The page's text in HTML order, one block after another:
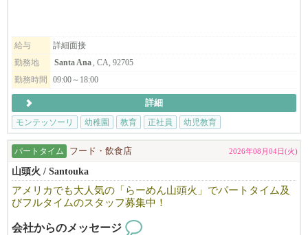
モンテッソーリ教育を通して、自立心・社会性・責任感・思いや
りを育み、バイリンガル教育によりコミュニケーション能力を養
多様な文化・言語・人種が共生する社会の中で、それぞれの違い
を認め合い、尊重し合える子どもたちの育成に力を注いでいま
す。
あなたのスキルや経験を、ぜひ子どもたちのために活かしてみま
せんか？
＼このような方歓迎です！／
-----------------------
*子どもが好きな方
*習うことが好きな方
給与
詳細面接
勤務地
Santa Ana, CA, 92705
勤務時間
09:00～18:00
詳細
モンテッソーリ
幼稚園 教育 正社員 幼児教育
パートタイム フード・飲食店 2026年08月04日(火)
山頭火 / Santouka
アメリカでも大人気の「らーめん山頭火」でパートタイム及
びフルタイムのスタッフ募集中！
会社からのメッセージ